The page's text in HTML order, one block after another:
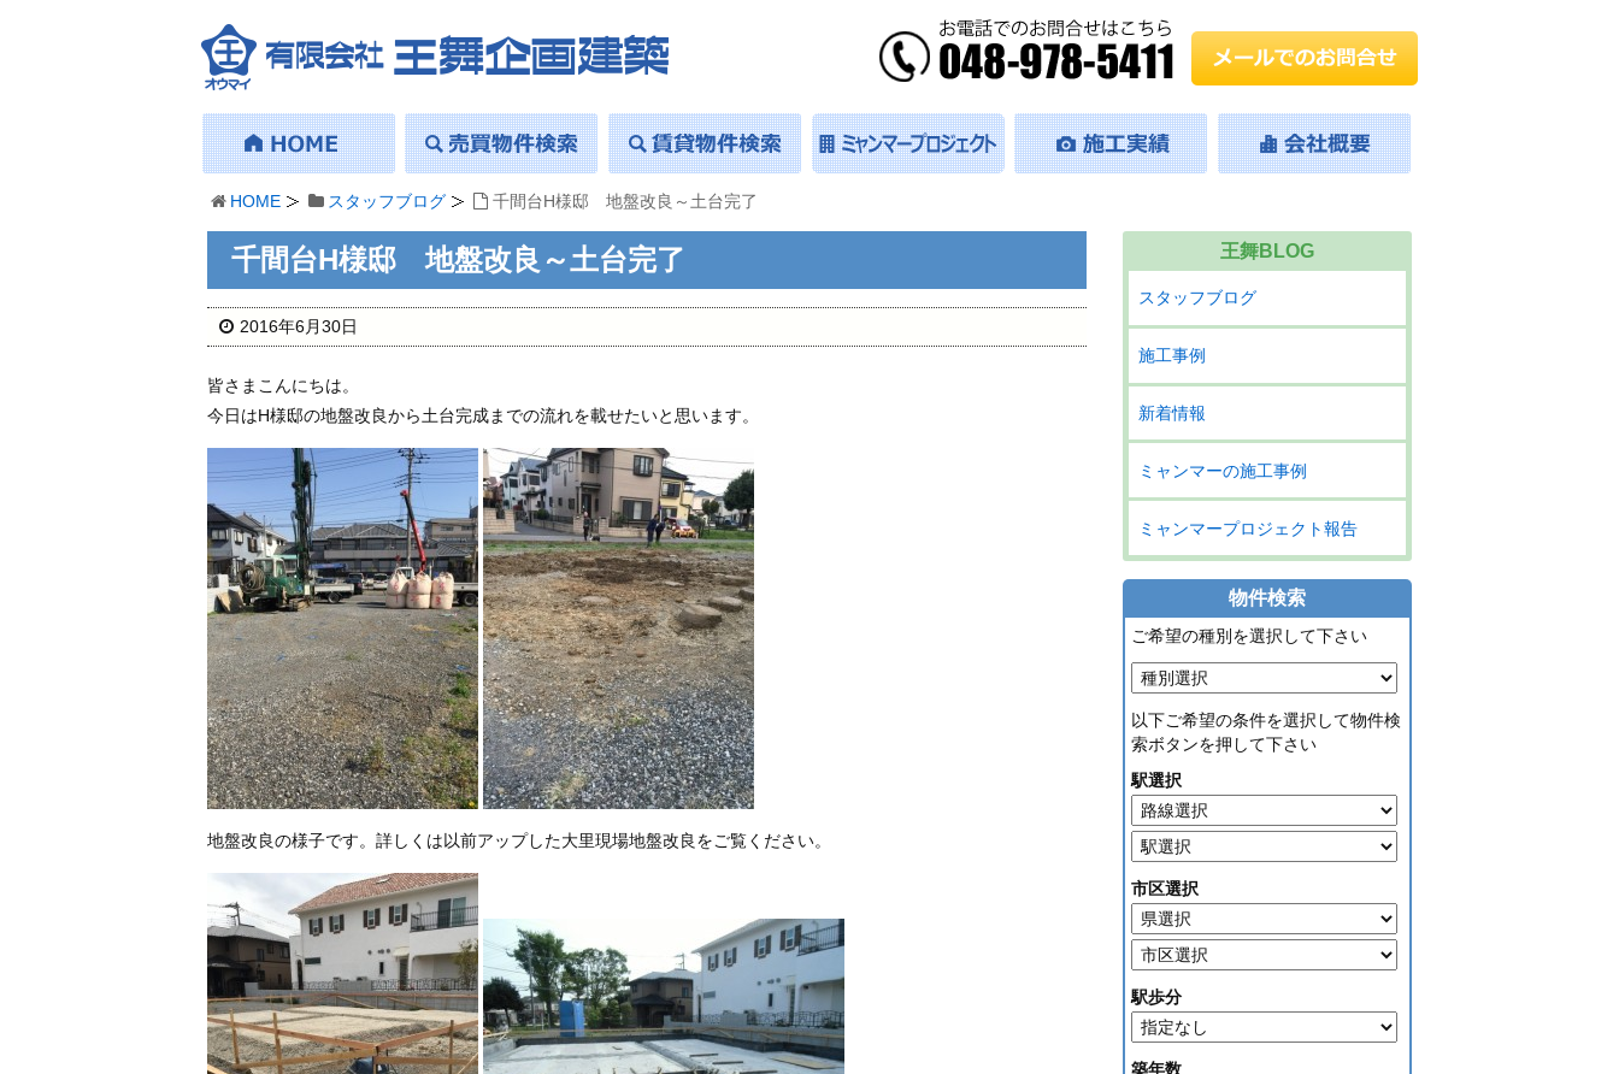
HOME スタッフブログ 千間台H様邸 地盤改良～土台完了
千間台H様邸 地盤改良～土台完了
2016年6月30日
皆さまこんにちは。
今日はH様邸の地盤改良から土台完成までの流れを載せたいと思います。
地盤改良の様子です。詳しくは以前アップした大里現場地盤改良をご覧ください。
王舞BLOG
スタッフブログ
施工事例
新着情報
ミャンマーの施工事例
ミャンマープロジェクト報告
物件検索
ご希望の種別を選択して下さい
以下ご希望の条件を選択して物件検
索ボタンを押して下さい
駅選択
市区選択
駅歩分
築年数